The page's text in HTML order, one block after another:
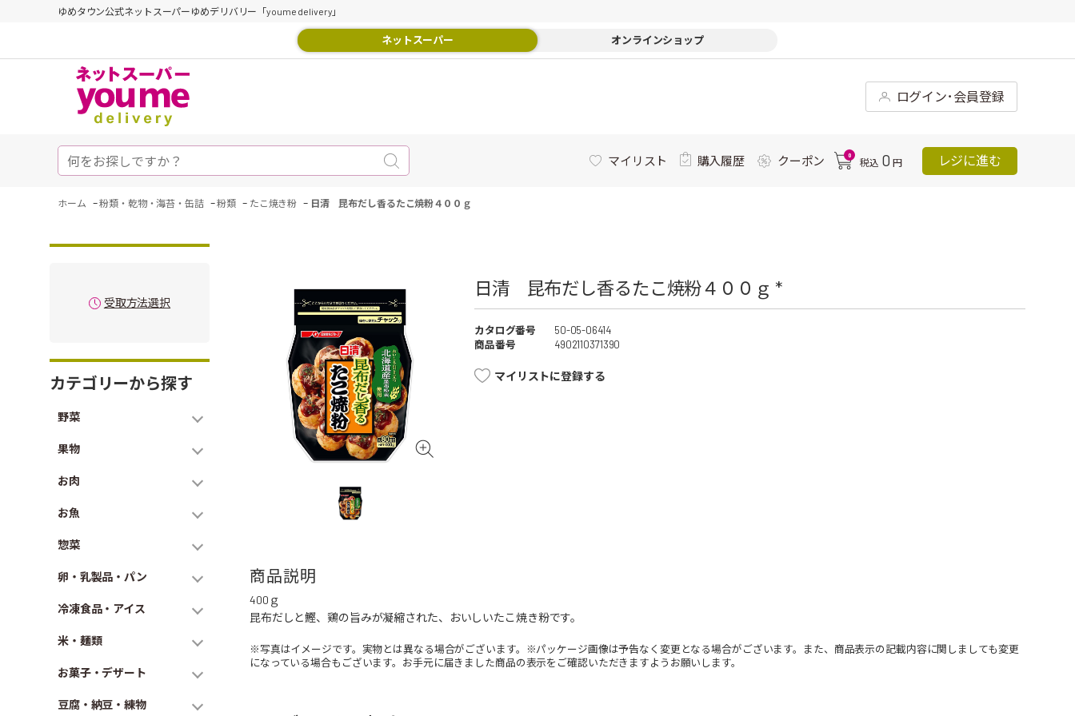
ゆめタウン公式ネットスーパーゆめデリバリー「youme delivery」
ネットスーパー オンラインショップ
ログイン･会員登録
マイリスト 購入履歴 クーポン 0
税込 0 円 レジに進む
ホーム -粉類・乾物・海苔・缶詰 -粉類 - たこ焼き粉 - 日清 昆布だし香るたこ焼粉４００ｇ
受取方法選択
カテゴリーから探す
野菜
果物
お肉
お魚
惣菜
卵・乳製品・パン
冷凍食品・アイス
米・麺類
お菓子・デザート
豆腐・納豆・練物
日清 昆布だし香るたこ焼粉４００ｇ *
カタログ番号
50-05-06414
商品番号
4902110371390
マイリストに登録する
商品説明
400ｇ
昆布だしと鰹、鶏の旨みが凝縮された、おいしいたこ焼き粉です。
※写真はイメージです。実物とは異なる場合がございます。※パッケージ画像は予告なく変更となる場合がございます。また、商品表示の記載内容に関しましても変更
になっている場合もございます。お手元に届きました商品の表示をご確認いただきますようお願いします。